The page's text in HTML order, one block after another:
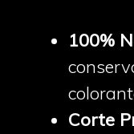
100%
Corte